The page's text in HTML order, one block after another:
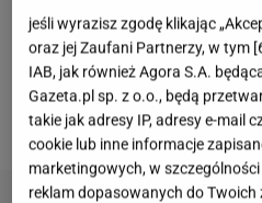
smak i soczystość
kiełbasy to temat, który
wyobrażają sobie bez
twierdzą, że to kulinarny
jeśli wyrazisz zgodę klikając
oraz jej Zaufani Partnerzy, w tym [
IAB, jak również Agora S.A.
Gazeta.pl sp. z o.o., będą
takie jak adresy IP, adresy e-mail
cookie lub inne informacje
marketingowych, w
reklam dopasowanych do